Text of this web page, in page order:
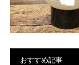
おすすめ記事